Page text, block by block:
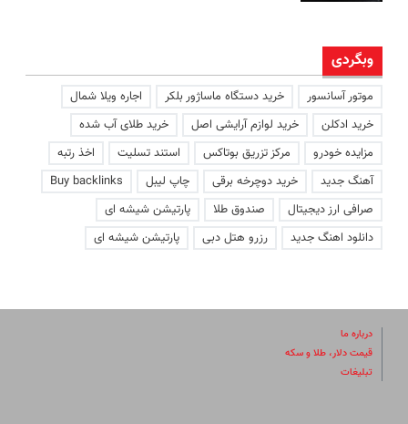
وبگردی
موتور آسانسور خرید دستگاه ماساژور بلکر
اجاره ویلا شمال
خرید ادکلن
خرید لوازم آرایشی اصل
خرید طلای آب شده
مزایده خودرو
مرکز تزریق بوتاکس استند تسلیت
اخذ رتبه
آهنگ جدید
خرید دوچرخه برقی چاپ لیبل
Buy backlinks
صرافی ارز دیجیتال
صندوق طلا
پارتیشن شیشه ای
دانلود اهنگ جدید
رزرو هتل دبی پارتیشن شیشه ای
درباره ما
قیمت دلار، طلا و سکه
تبلیغات